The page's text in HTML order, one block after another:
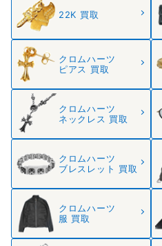
22K 買取
クロムハーツ
ピアス 買取
クロムハーツ
ネックレス 買取
クロムハーツ
ブレスレット 買取
クロムハーツ
服 買取